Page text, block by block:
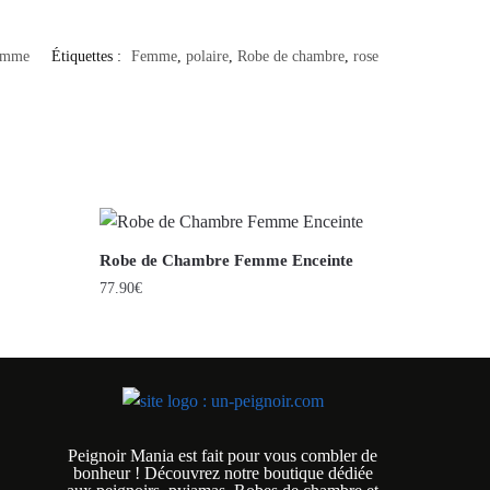
Étiquettes : Femme, polaire, Robe de chambre, rose
Robe de Chambre Femme Enceinte
77.90€
Peignoir Mania est fait pour vous combler de
bonheur ! Découvrez notre boutique dédiée